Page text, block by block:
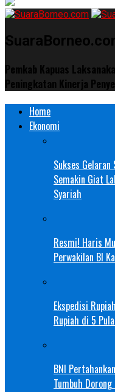
Pemkab Kapuas
Peningkatan Kinerja
Home
Ekonomi
Sukses Gelaran
Semakin Giat
Syariah
Resmi! Haris
Perwakilan BI
Ekspedisi
Rupiah di 5
BNI
Tumbuh